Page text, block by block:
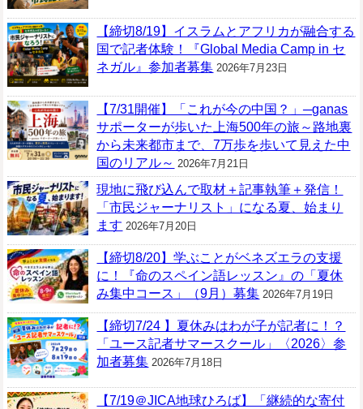
【締切8/19】イスラムとアフリカが融合する
国で記者体験！『Global Media Camp in セ
ネガル』参加者募集 2026年7月23日
【7/31開催】「これが今の中国？」─ganas
サポーターが歩いた上海500年の旅～路地裏
から未来都市まで、7万歩を歩いて見えた中
国のリアル～ 2026年7月21日
現地に飛び込んで取材＋記事執筆＋発信！
「市民ジャーナリスト」になる夏、始まり
ます 2026年7月20日
【締切8/20】学ぶことがベネズエラの支援
に！『命のスペイン語レッスン』の「夏休
み集中コース」（9月）募集 2026年7月19日
【締切7/24 】夏休みはわが子が記者に！？
「ユース記者サマースクール」〈2026〉参
加者募集 2026年7月18日
【7/19＠JICA地球ひろば】「継続的な寄付